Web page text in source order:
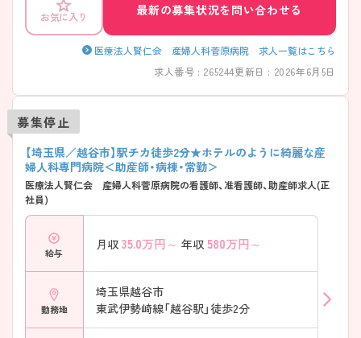
お気に入り 最新の募集状況を問い合わせる
医療法人賢仁会 産婦人科菅原病院 求人一覧はこちら
求人番号 : 265244更新日 : 2026年6月5日
募集停止
【埼玉県／越谷市】駅チカ徒歩2分★ホテルのように綺麗な産
婦人科専門病院＜助産師・病棟・常勤＞
医療法人賢仁会 産婦人科菅原病院の看護師、准看護師、助産師求人(正
社員)
給与
月収 35.0万円～ 年収 580万円～
勤務地
埼玉県越谷市
東武伊勢崎線「越谷駅」徒歩2分